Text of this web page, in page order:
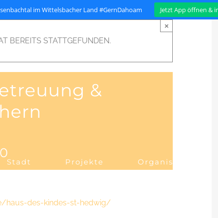
im Wittelsbacher Land #GernDahoam Jetzt App öffnen &
Stadt Projekte Organisation
BEREITS STATTGEFUNDEN.
×
&
haus-des-kindes-st-hedwig/